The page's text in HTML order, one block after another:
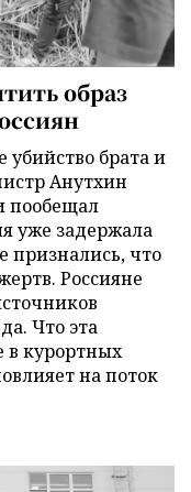
образ
убийство брата и
Анутхин
пообещал
уже задержала
признались, что
Россияне
Что эта
в курортных
на поток